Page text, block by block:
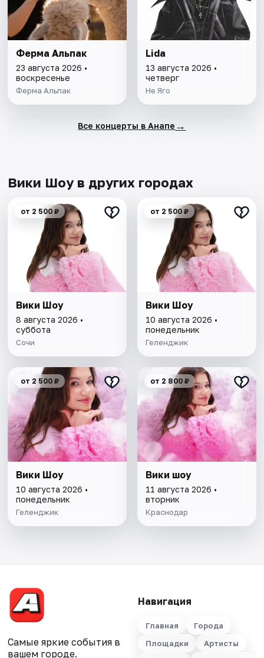
Ферма Альпак
23 августа 2026 •
воскресенье
Ферма Альпак
Lida
13 августа 2026 •
четверг
Не Яго
Все концерты в Анапе →
Вики Шоу в других городах
от 2 500 ₽
Вики Шоу
8 августа 2026 •
суббота
Сочи
от 2 500 ₽
Вики Шоу
10 августа 2026 •
понедельник
Геленджик
от 2 500 ₽
Вики Шоу
10 августа 2026 •
понедельник
Геленджик
от 2 800 ₽
Вики шоу
11 августа 2026 •
вторник
Краснодар
Самые яркие события в
вашем городе.
Навигация
Главная
Города
Площадки
Артисты